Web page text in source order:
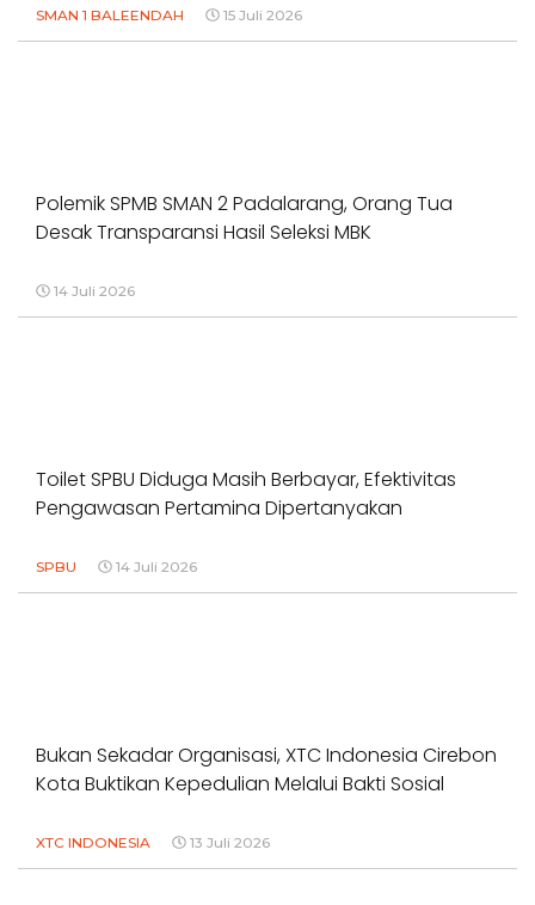
SMAN 1 BALEENDAH 15 Juli 2026
Polemik SPMB SMAN 2 Padalarang, Orang Tua
Desak Transparansi Hasil Seleksi MBK
14 Juli 2026
Toilet SPBU Diduga Masih Berbayar, Efektivitas
Pengawasan Pertamina Dipertanyakan
SPBU 14 Juli 2026
Bukan Sekadar Organisasi, XTC Indonesia Cirebon
Kota Buktikan Kepedulian Melalui Bakti Sosial
XTC INDONESIA 13 Juli 2026